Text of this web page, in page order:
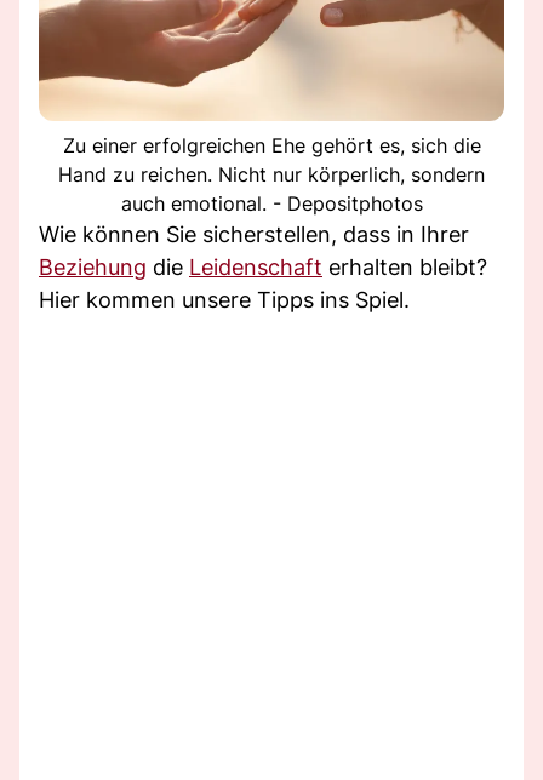
Zu einer erfolgreichen Ehe gehört es, sich die
Hand zu reichen. Nicht nur körperlich, sondern
auch emotional. - Depositphotos
Wie können Sie sicherstellen, dass in Ihrer
Beziehung die Leidenschaft erhalten bleibt?
Hier kommen unsere Tipps ins Spiel.